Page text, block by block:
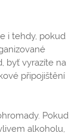
i tehdy, pokud
byť vyrazíte na
připojištění
Pokud
alkoholu,